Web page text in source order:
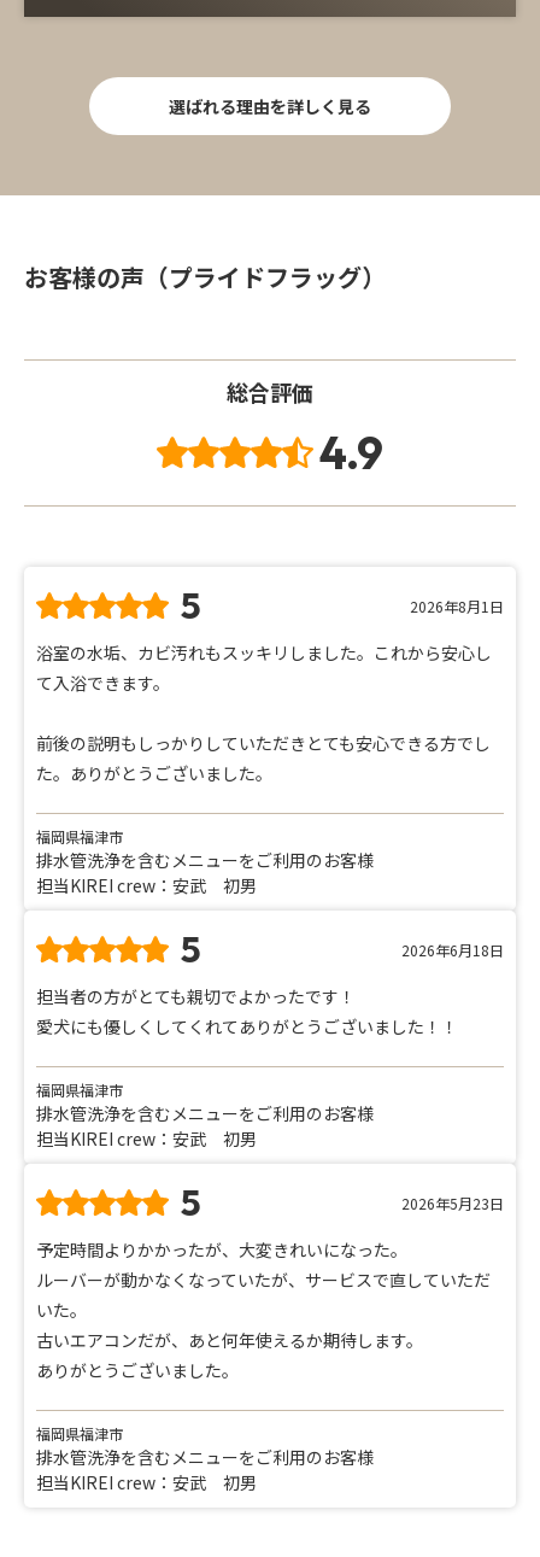
選ばれる理由を詳しく見る
お客様の声（プライドフラッグ）
総合評価
4.9
5 2026年8月1日
浴室の水垢、カビ汚れもスッキリしました。これから安心し
て入浴できます。
前後の説明もしっかりしていただきとても安心できる方でし
た。ありがとうございました。
福岡県福津市
排水管洗浄を含むメニューをご利用のお客様
担当KIREI crew：安武 初男
5 2026年6月18日
担当者の方がとても親切でよかったです！
愛犬にも優しくしてくれてありがとうございました！！
福岡県福津市
排水管洗浄を含むメニューをご利用のお客様
担当KIREI crew：安武 初男
5 2026年5月23日
予定時間よりかかったが、大変きれいになった。
ルーバーが動かなくなっていたが、サービスで直していただ
いた。
古いエアコンだが、あと何年使えるか期待します。
ありがとうございました。
福岡県福津市
排水管洗浄を含むメニューをご利用のお客様
担当KIREI crew：安武 初男